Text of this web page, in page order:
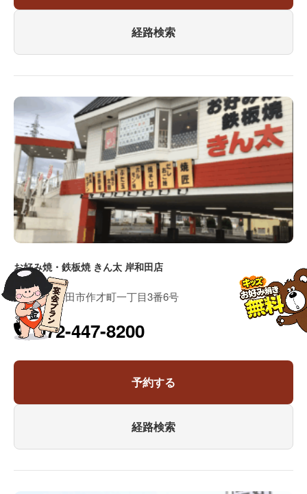
経路検索
お好み焼・鉄板焼 きん太 岸和田店
大阪府岸和田市作才町一丁目3番6号
072-447-8200
予約する
経路検索